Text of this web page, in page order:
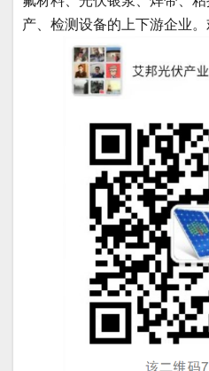
产、检测设备的上下游企业。